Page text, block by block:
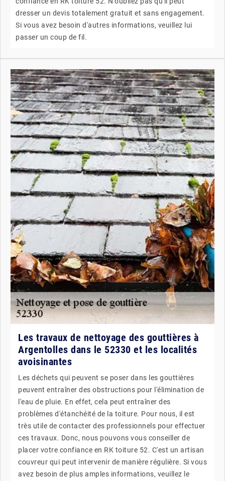
dresser un devis totalement gratuit et sans engagement.
Si vous avez besoin d'autres informations, veuillez lui
passer un coup de fil.
Les travaux de nettoyage des gouttières à
Argentolles dans le 52330 et les localités
avoisinantes
Les déchets qui peuvent se poser dans les gouttières
peuvent entraîner des obstructions pour l'élimination de
l'eau de pluie. En effet, cela peut entraîner des
problèmes d'étanchéité de la toiture. Pour nous, il est
très utile de contacter des professionnels pour effectuer
ces travaux. Donc, nous pouvons vous conseiller de
placer votre confiance en RK toiture 52. C'est un artisan
couvreur qui peut intervenir de manière régulière. Si vous
avez besoin de plus amples informations, veuillez le